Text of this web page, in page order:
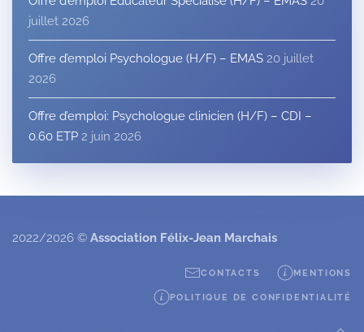
juillet 2026
Offre d’emploi Psychologue (H/F) – EMAS 20 juillet
2026
Offre d’emploi: Psychologue clinicien (H/F) – CDI –
0.60 ETP 2 juin 2026
2022/2026 © Association Félix-Jean Marchais
CONTACTS MENTIONS
POLITIQUE DE CONFIDENTIALITÉ